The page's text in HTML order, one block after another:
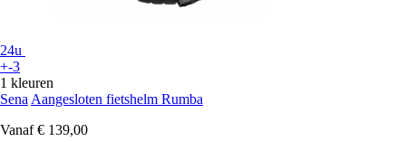
24u
+-3
1 kleuren
Sena Aangesloten fietshelm Rumba
Vanaf € 139,00